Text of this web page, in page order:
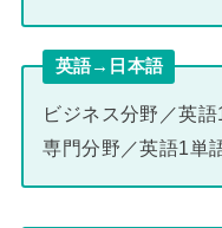
英語→日本語
ビジネス分野／英
専門分野／英語1単